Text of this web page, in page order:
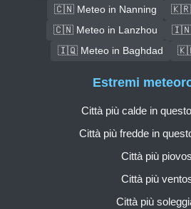
🇨🇳 Meteo in Nanning
🇰🇷
🇨🇳 Meteo in Lanzhou
🇮🇳
🇮🇶 Meteo in Baghdad
Estremi
Città più calde in
Città più fredde in
Città più
Città più
Città più